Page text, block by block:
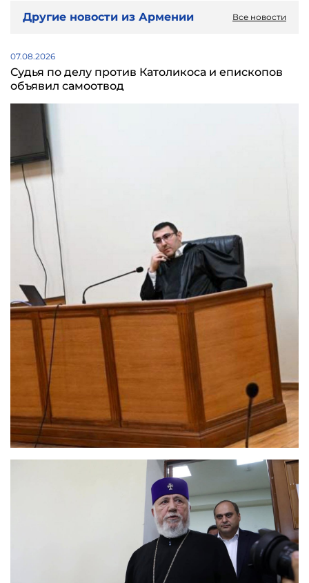
Другие новости из Армении Все новости
07.08.2026
Судья по делу против Католикоса и епископов
объявил самоотвод